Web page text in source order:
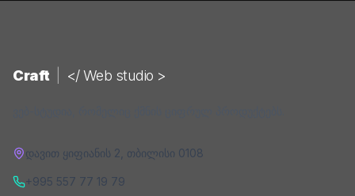
Craft </ Web studio >
დავით ყიფიანის 2 თბილისი 0108
+995 557 77 19 79